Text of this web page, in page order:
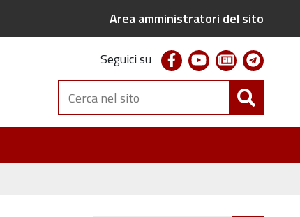
Area amministratori del sito
Seguici su facebookyoutubenewsletter
Cerca
nel
sito